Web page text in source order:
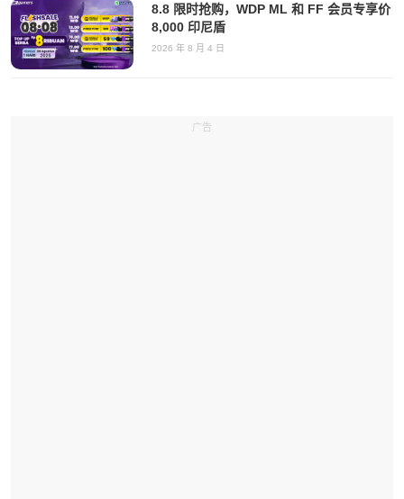
8.8 限时抢购，WDP ML 和 FF 会员专享价
8,000 印尼盾
2026 年 8 月 4 日
广告